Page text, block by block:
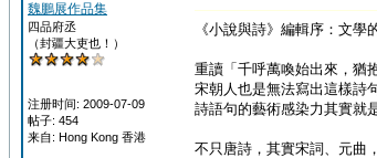
魏鵬展作品集
四品府丞
（封疆大吏也！）
注册时间: 2009-07-09
帖子: 454
来自: Hong Kong 香港
《小說與詩》編輯序：文學
重讀「千呼萬喚始出來，猶
宋朝人也是無法寫出這樣詩
詩語句的藝術感染力其實就
不只唐詩，其實宋詞、元曲